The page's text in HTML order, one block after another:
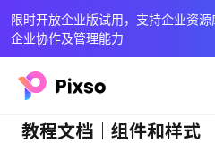
限时开放企业版试用，支持企业资
企业协作及管理能力
教程文档｜组件和样式